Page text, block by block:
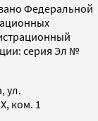
Федеральной
серия Эл №
ул.
ком. 1